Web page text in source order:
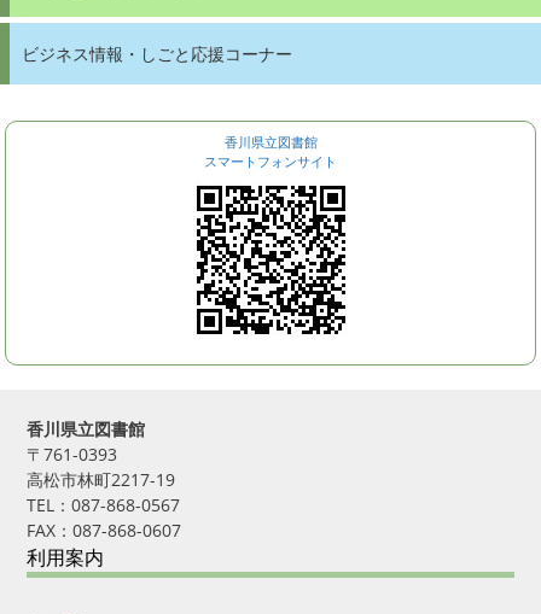
ビジネス情報・しごと応援コーナー
香川県立図書館
スマートフォンサイト
香川県立図書館
〒761-0393
高松市林町2217-19
TEL：087-868-0567
FAX：087-868-0607
利用案内